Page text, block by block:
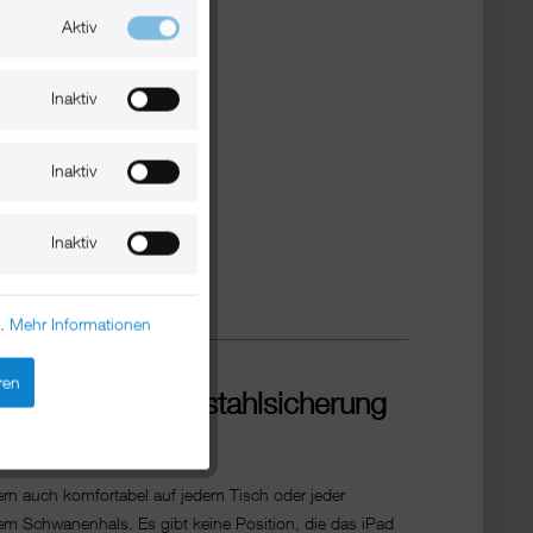
Diebstahlsicherung
auch komfortabel auf jedem Tisch oder jeder
Schwanenhals. Es gibt keine Position, die das iPad
Aktiv
Inaktiv
Inaktiv
Inaktiv
Mehr Informationen